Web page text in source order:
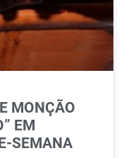
MONÇÃO
EM
SEMANA